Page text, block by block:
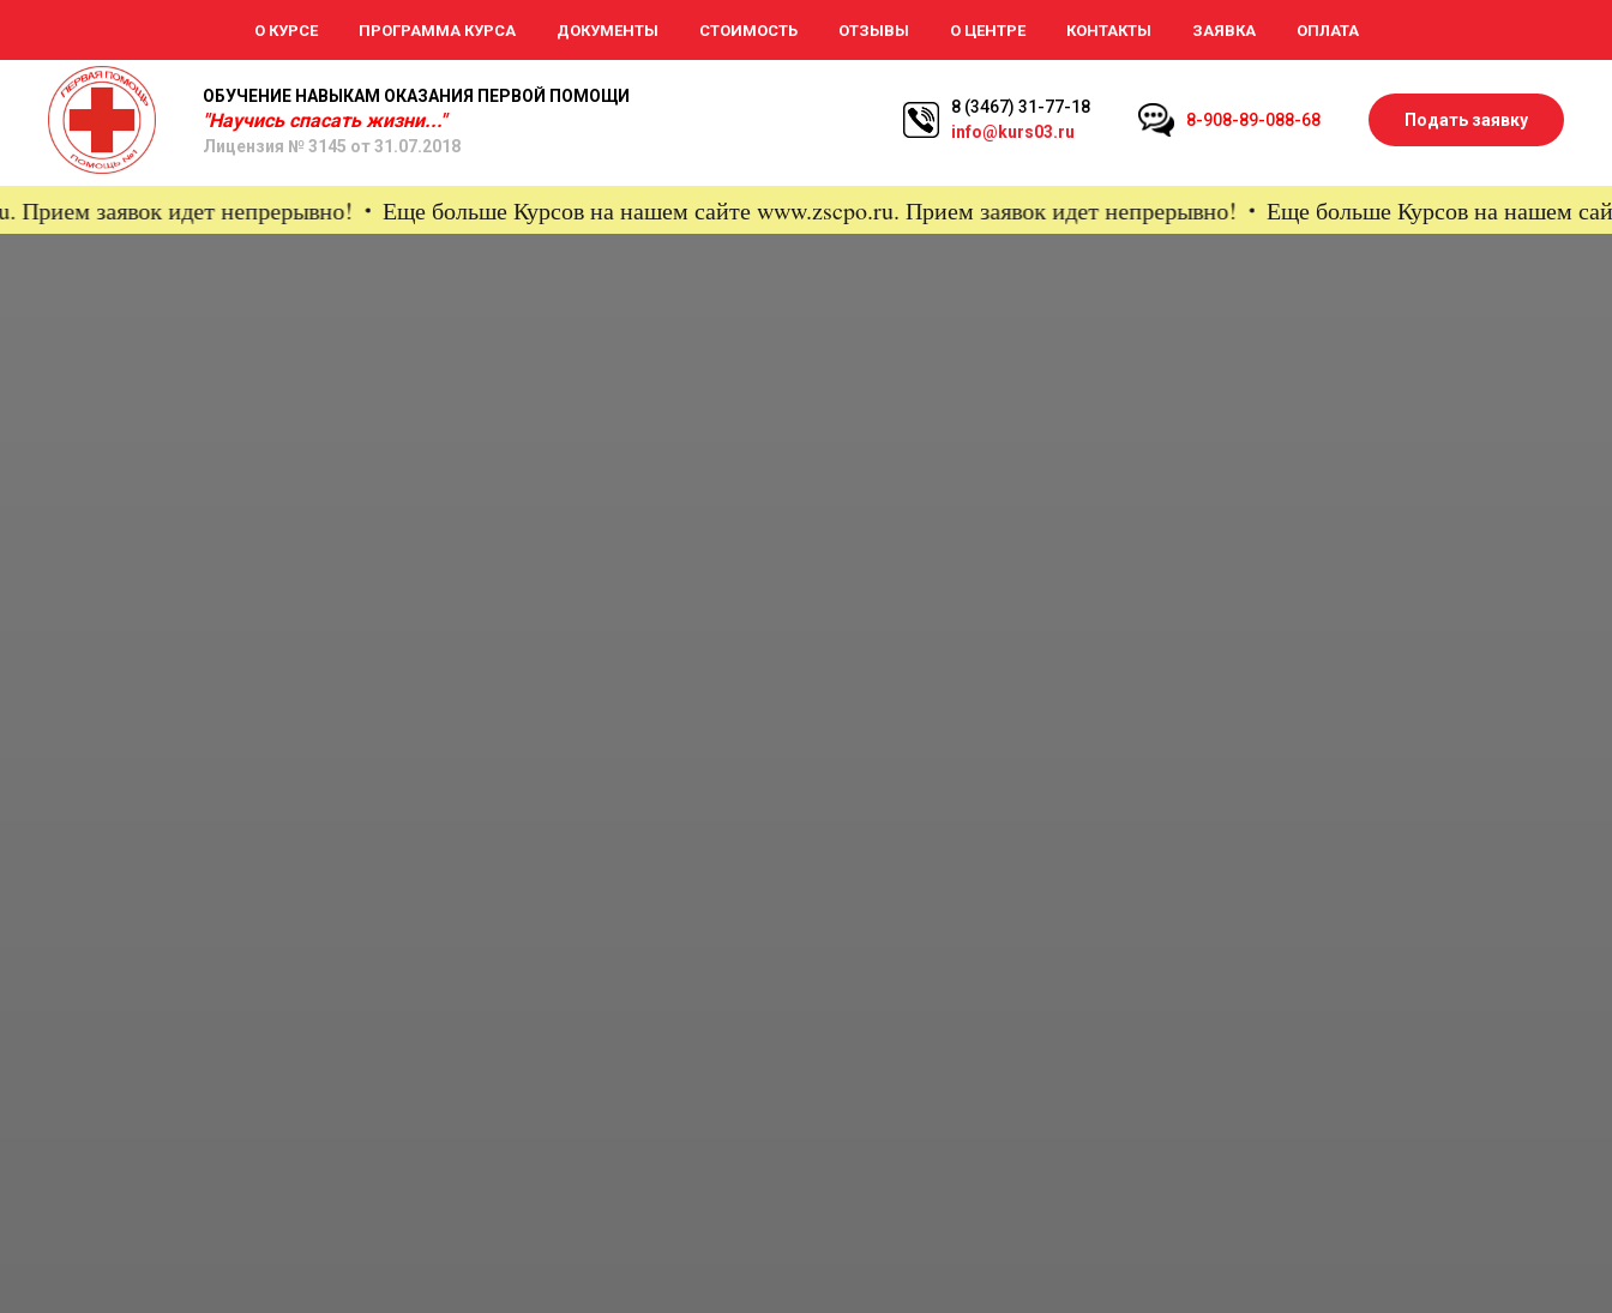
ОБУЧЕНИЕ НАВЫКАМ ОКАЗАНИЯ ПЕРВОЙ ПОМОЩИ
"Научись спасать жизни..."
Лицензия № 3145 от 31.07.2018
8 (3467) 31-77-18
info@kurs03.ru
8-908-89-088-68 Подать заявку
О КУРСЕ ПРОГРАММА КУРСА ДОКУМЕНТЫ СТОИМОСТЬ ОТЗЫВЫ О ЦЕНТРЕ КОНТАКТЫ ЗАЯВКА ОПЛАТА
заявок идет непрерывно! Еще больше Курсов на нашем сайте www.zscpo.ru. Прием заявок идет непрерывно! Еще больше Курсов на нашем сайте